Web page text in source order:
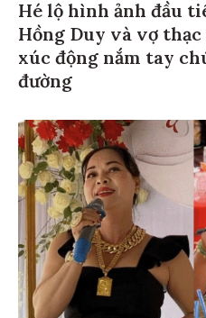
Hé lộ hình ảnh đầu
Hồng Duy và vợ
xúc động nắm tay
đường